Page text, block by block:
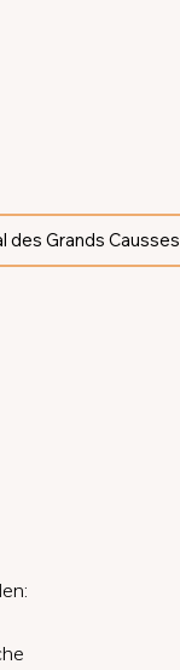
des Grands Causses